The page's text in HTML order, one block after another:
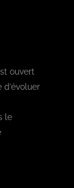
ouvert
le